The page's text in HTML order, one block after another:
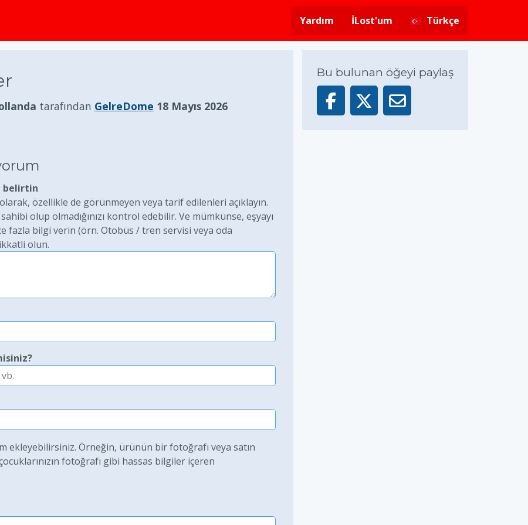
Yardım İLost'um Türkçe
tarafından GelreDome 18 Mayıs 2026
belirtin
özellikle de görünmeyen veya tarif edilenleri açıklayın.
olup olmadığınızı kontrol edebilir. Ve mümkünse, eşyayı
fazla bilgi verin (örn. Otobüs / tren servisi veya oda
olun.
ekleyebilirsiniz. Örneğin, ürünün bir fotoğrafı veya satın
fotoğrafı gibi hassas bilgiler içeren
Bu bulunan öğeyi paylaş